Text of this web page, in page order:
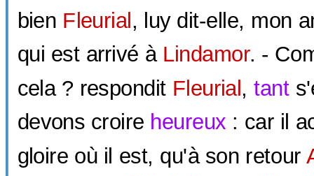
bien Fleurial , luy dit-elle, mon
qui est arrivé à Lindamor. -
cela ? respondit Fleurial, tant
devons croire heureux : car il
gloire où il est, qu'à son retour